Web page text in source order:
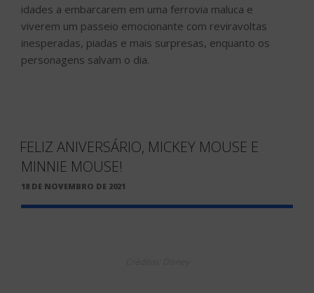
idades a embarcarem em uma ferrovia maluca e
viverem um passeio emocionante com reviravoltas
inesperadas, piadas e mais surpresas, enquanto os
personagens salvam o dia.
FELIZ ANIVERSÁRIO, MICKEY MOUSE E
MINNIE MOUSE!
PUBLICADO
18 DE NOVEMBRO DE 2021